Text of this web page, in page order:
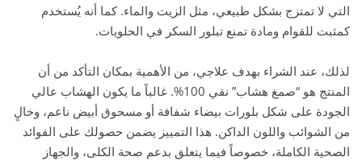
التي لا تمتزج بشكل طبيعي، مثل الزيت والماء. كما أنه يُستخدم
كمثبت للقوام ومادة تمنع تبلور السكر في الحلويات.
لذلك، عند الشراء بهدف علاجي، من الأهمية بمكان التأكد من أن
المنتج هو “صمغ هشاب” نقي 100%. غالباً ما يكون الهشاب عالي
الجودة على شكل بلورات بيضاء شفافة أو مسحوق أبيض ناعم، وخالٍ
من الشوائب واللون الداكن. هذا التمييز يضمن حصولك على الفوائد
الصحية الكاملة، خصوصاً فيما يتعلق بدعم صحة الكلى، والجهاز